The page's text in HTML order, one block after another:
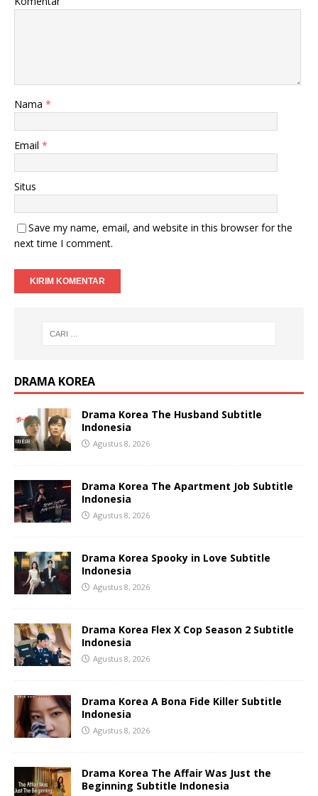
Nama *
Email *
Situs
Save my name, email, and website in this browser for the
next time I comment.
DRAMA KOREA
Drama Korea The Husband Subtitle
Indonesia
Agustus 8, 2026
Drama Korea The Apartment Job Subtitle
Indonesia
Agustus 8, 2026
Drama Korea Spooky in Love Subtitle
Indonesia
Agustus 8, 2026
Drama Korea Flex X Cop Season 2 Subtitle
Indonesia
Agustus 8, 2026
Drama Korea A Bona Fide Killer Subtitle
Indonesia
Agustus 8, 2026
Drama Korea The Affair Was Just the
Beginning Subtitle Indonesia